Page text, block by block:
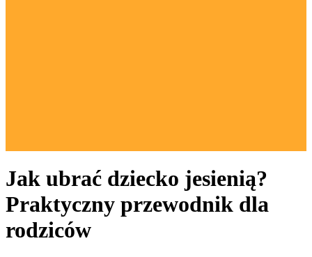
Jak ubrać dziecko jesienią?
Praktyczny przewodnik dla
rodziców